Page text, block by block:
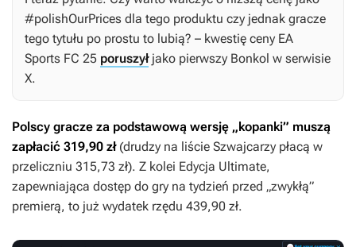
#polishOurPrices dla tego produktu czy jednak gracze
tego tytułu po prostu to lubią? – kwestię ceny EA
Sports FC 25 poruszyłjako pierwszy Bonkol w serwisie
X.
Polscy gracze za podstawową wersję „kopanki” muszą
zapłacić 319,90 zł(drudzy na liście Szwajcarzy płacą w
przeliczniu 315,73 zł). Z kolei Edycja Ultimate,
zapewniająca dostęp do gry na tydzień przed „zwykłą”
premierą, to już wydatek rzędu 439,90 zł.